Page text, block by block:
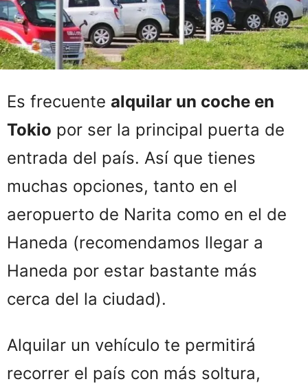
Es frecuente alquilar un coche en
Tokio por ser la principal puerta de
entrada del país. Así que tienes
muchas opciones, tanto en el
aeropuerto de Narita como en el de
Haneda (recomendamos llegar a
Haneda por estar bastante más
cerca del la ciudad).
Alquilar un vehículo te permitirá
recorrer el país con más soltura,